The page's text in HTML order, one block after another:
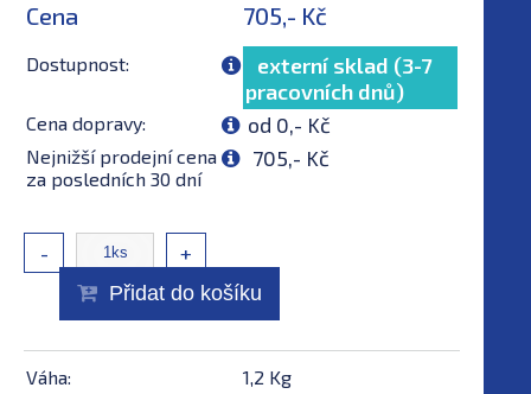
Cena 705,- Kč
Dostupnost:
externí sklad (3-7
pracovních dnů)
Cena dopravy: od 0,- Kč
Nejnižší prodejní cena
za posledních 30 dní
705,- Kč
- +
Přidat do košíku
Váha:
1,2 Kg